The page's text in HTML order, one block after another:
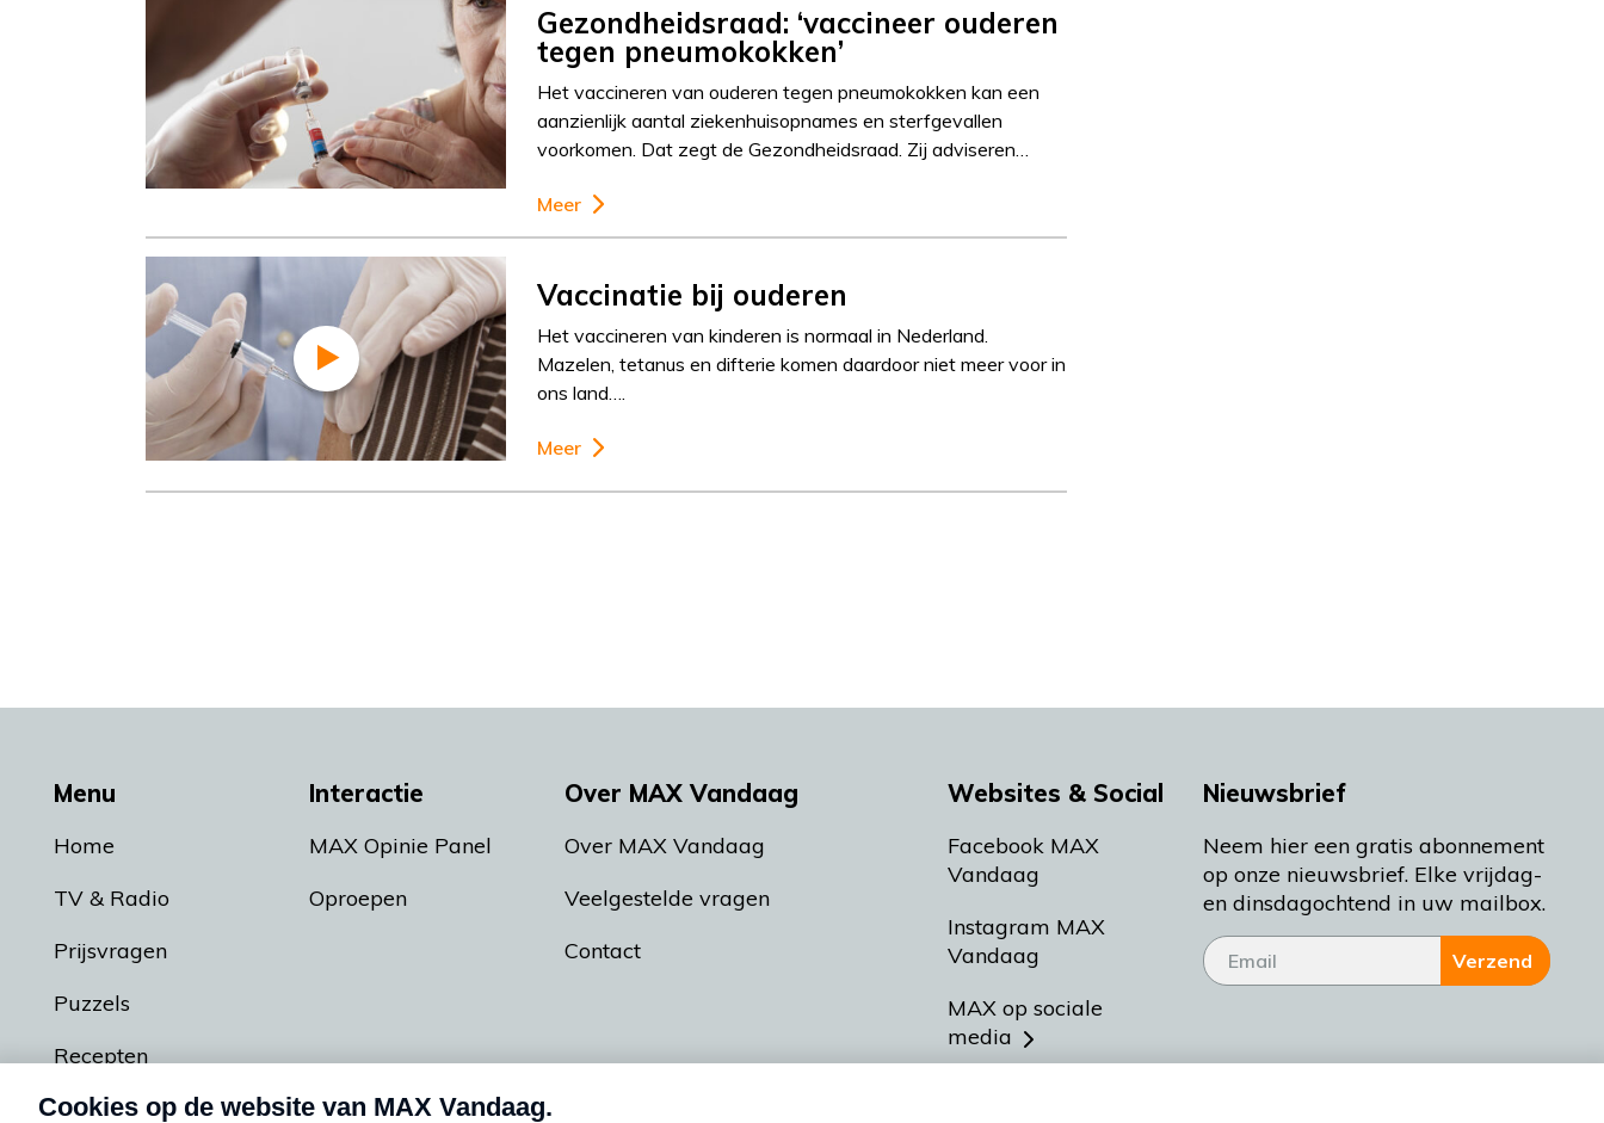
Gezondheidsraad: ‘vaccineer ouderen
tegen pneumokokken’
Het vaccineren van ouderen tegen pneumokokken kan een
aanzienlijk aantal ziekenhuisopnames en sterfgevallen
voorkomen. Dat zegt de Gezondheidsraad. Zij adviseren…
Meer
Vaccinatie bij ouderen
Het vaccineren van kinderen is normaal in Nederland.
Mazelen, tetanus en difterie komen daardoor niet meer voor in
ons land….
Meer
Menu
Home
TV & Radio
Prijsvragen
Puzzels
Recepten
Podcasts
Interactie
MAX Opinie Panel
Oproepen
Over MAX Vandaag
Over MAX Vandaag
Veelgestelde vragen
Contact
Websites & Social
Facebook MAX
Vandaag
Instagram MAX
Vandaag
MAX op sociale
media
Nieuwsbrief
Neem hier een gratis abonnement
op onze nieuwsbrief. Elke vrijdag-
en dinsdagochtend in uw mailbox.
Verzend